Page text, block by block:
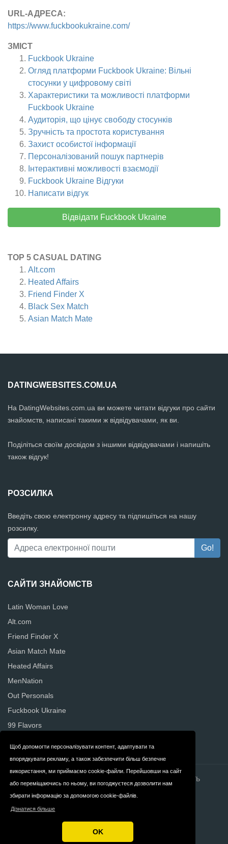
Щоб допомогти персоналізувати контент, адаптувати та
впорядкувати рекламу, а також забезпечити більш безпечне
використання, ми приймаємо cookie-файли. Перейшовши на сайт
або переміщаючись по ньому, ви погоджуєтеся дозволити нам
збирати інформацію за допомогою cookie-файлів.
Дізнатися більше
OK
URL-АДРЕСА:
https://www.fuckbookukraine.com/
ЗМІСТ
Fuckbook Ukraine
Огляд платформи Fuckbook Ukraine: Вільні
стосунки у цифровому світі
Характеристики та можливості платформи
Fuckbook Ukraine
Аудиторія, що цінує свободу стосунків
Зручність та простота користування
Захист особистої інформації
Персоналізований пошук партнерів
Інтерактивні можливості взаємодії
Fuckbook Ukraine Відгуки
Написати відгук
Відвідати Fuckbook Ukraine
TOP 5 CASUAL DATING
Alt.com
Heated Affairs
Friend Finder X
Black Sex Match
Asian Match Mate
DATINGWEBSITES.COM.UA
На DatingWebsites.com.ua ви можете читати відгуки про сайти
знайомств, написані такими ж відвідувачами, як ви.
Поділіться своїм досвідом з іншими відвідувачами і напишіть
також відгук!
РОЗСИЛКА
Введіть свою електронну адресу та підпишіться на нашу
розсилку.
САЙТИ ЗНАЙОМСТВ
Latin Woman Love
Alt.com
Friend Finder X
Asian Match Mate
Heated Affairs
MenNation
Out Personals
Fuckbook Ukraine
99 Flavors
інформація
Конфіденційність
Авторське право © 2026 DatingWebsites.com.ua